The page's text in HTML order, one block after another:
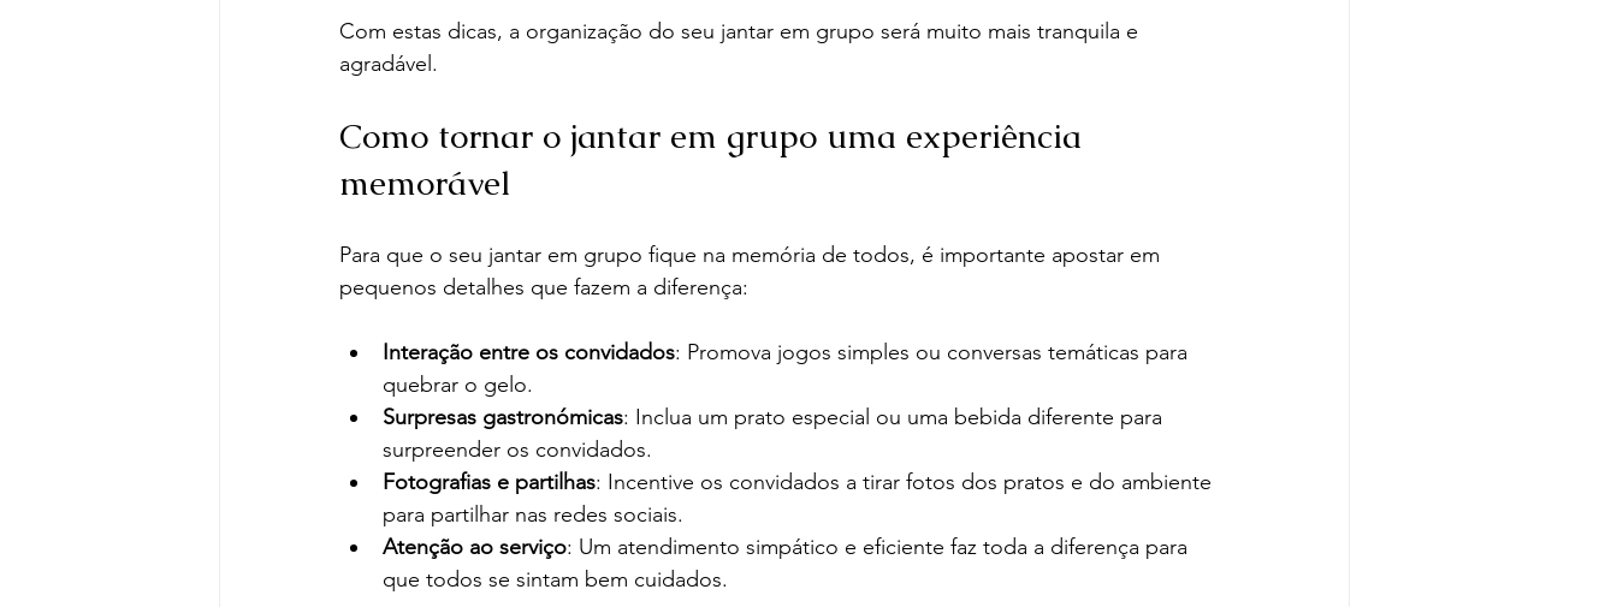
Com estas dicas, a organização do seu jantar em grupo será muito mais tranquila e
agradável.
Como tornar o jantar em grupo uma experiência
memorável
Para que o seu jantar em grupo fique na memória de todos, é importante apostar em
pequenos detalhes que fazem a diferença:
Interação entre os convidados: Promova jogos simples ou conversas temáticas para
quebrar o gelo.
Surpresas gastronómicas: Inclua um prato especial ou uma bebida diferente para
surpreender os convidados.
Fotografias e partilhas: Incentive os convidados a tirar fotos dos pratos e do ambiente
para partilhar nas redes sociais.
Atenção ao serviço: Um atendimento simpático e eficiente faz toda a diferença para
que todos se sintam bem cuidados.